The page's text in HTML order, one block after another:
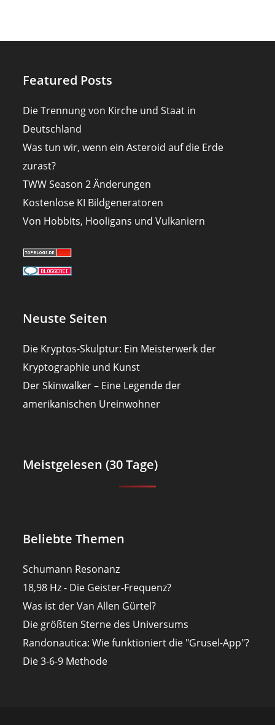
Featured Posts
Die Trennung von Kirche und Staat in
Deutschland
Was tun wir, wenn ein Asteroid auf die Erde
zurast?
TWW Season 2 Änderungen
Kostenlose KI Bildgeneratoren
Von Hobbits, Hooligans und Vulkaniern
Neuste Seiten
Die Kryptos-Skulptur: Ein Meisterwerk der
Kryptographie und Kunst
Der Skinwalker – Eine Legende der
amerikanischen Ureinwohner
Meistgelesen (30 Tage)
Beliebte Themen
Schumann Resonanz
18,98 Hz - Die Geister-Frequenz?
Was ist der Van Allen Gürtel?
Die größten Sterne des Universums
Randonautica: Wie funktioniert die "Grusel-App"?
Die 3-6-9 Methode